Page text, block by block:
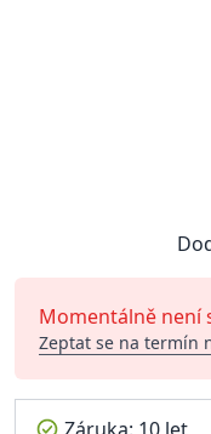
Momentálně není
Zeptat se na termín